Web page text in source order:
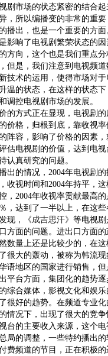
剧市场的状态紧密的结合
，所以编播变的非常的重
播出，也是一个重要的方
影响了电视剧繁荣状态的
方向，这个也是我们重点
但是，我们注意到电视频
技术的运用，使得市场对
温的状态，在这样的状态
调控电视剧市场的发展。
方式正在显现，电视剧的
价格，归根到底，靠收视
阵容，影响了价格的因素
估电视剧的价值，达到电
认真研究的问题。
的情况，2004年电视剧的
收视时间和2004年持平，
，2004年收视率贡献最高
，达到了一半以上，在这
现，
《成吉思汗》 等电视剧
面的问题。进出口方面的
数量上还是比较少的，在
很大的轰动，被称为韩流
语地区的国家进行销售，
平台方面，集团化的趋势
综合媒体，影视文化和娱
很好的趋势。在频道专业
情况下，出现了很大的竞
台的主要收入来源，这个
局的调整，一些特约播出
费频道的节目，正在积极的